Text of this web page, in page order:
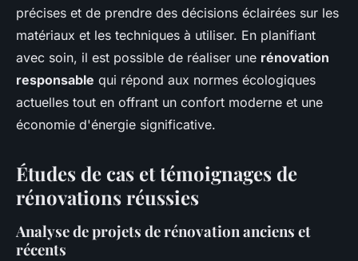
précises et de prendre des décisions éclairées sur les
matériaux et les techniques à utiliser. En planifiant
avec soin, il est possible de réaliser une rénovation
responsable qui répond aux normes écologiques
actuelles tout en offrant un confort moderne et une
économie d'énergie significative.
Études de cas et témoignages de
rénovations réussies
Analyse de projets de rénovation anciens et
récents